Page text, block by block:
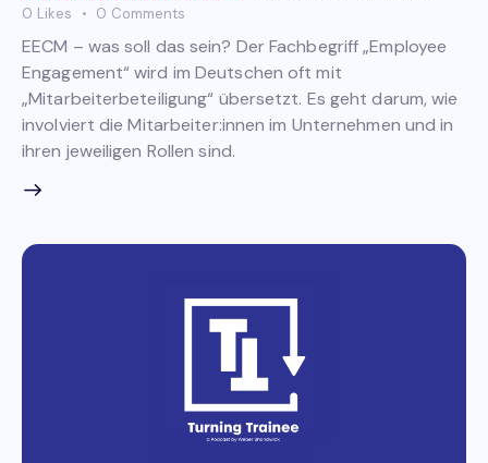
0 Likes 0 Comments
EECM – was soll das sein? Der Fachbegriff „Employee
Engagement“ wird im Deutschen oft mit
„Mitarbeiterbeteiligung“ übersetzt. Es geht darum, wie
involviert die Mitarbeiter:innen im Unternehmen und in
ihren jeweiligen Rollen sind.